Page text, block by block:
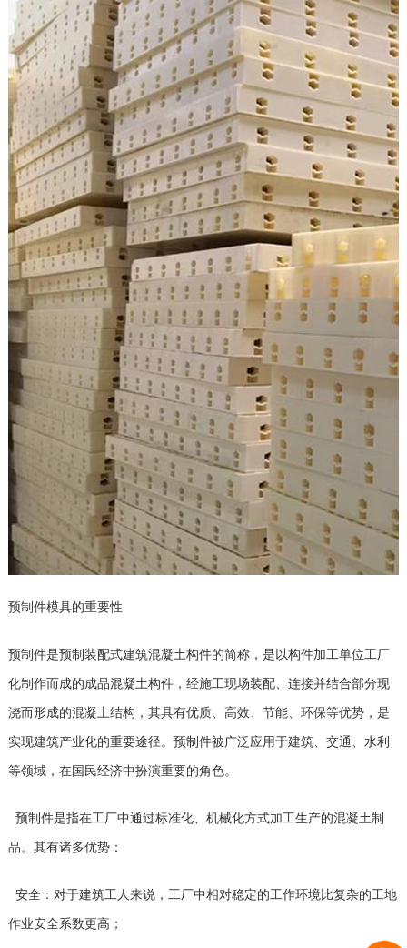
预制件模具的重要性
预制件是预制装配式建筑混凝土构件的简称，是以构件加工单位工厂
化制作而成的成品混凝土构件，经施工现场装配、连接并结合部分现
浇而形成的混凝土结构，其具有优质、高效、节能、环保等优势，是
实现建筑产业化的重要途径。预制件被广泛应用于建筑、交通、水利
等领域，在国民经济中扮演重要的角色。
预制件是指在工厂中通过标准化、机械化方式加工生产的混凝土制
品。其有诸多优势：
安全：对于建筑工人来说，工厂中相对稳定的工作环境比复杂的工地
作业安全系数更高；